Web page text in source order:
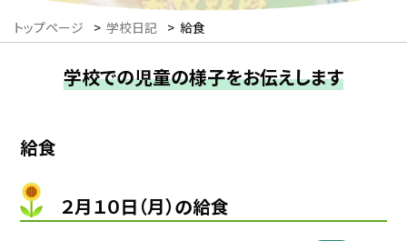
トップページ > 学校日記 > 給食
学校での児童の様子をお伝えします
給食
２月１０日（月）の給食